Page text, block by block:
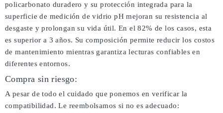
policarbonato duradero y su protección integrada para la
superficie de medición de vidrio pH mejoran su resistencia al
desgaste y prolongan su vida útil. En el 82% de los casos, esta
es superior a 3 años. Su composición permite reducir los costos
de mantenimiento mientras garantiza lecturas confiables en
diferentes entornos.
Compra sin riesgo:
A pesar de todo el cuidado que ponemos en verificar la
compatibilidad. Le reembolsamos si no es adecuado: